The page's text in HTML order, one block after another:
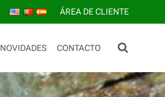
ÁREA DE CLIENTE
NOVIDADES CONTACTO